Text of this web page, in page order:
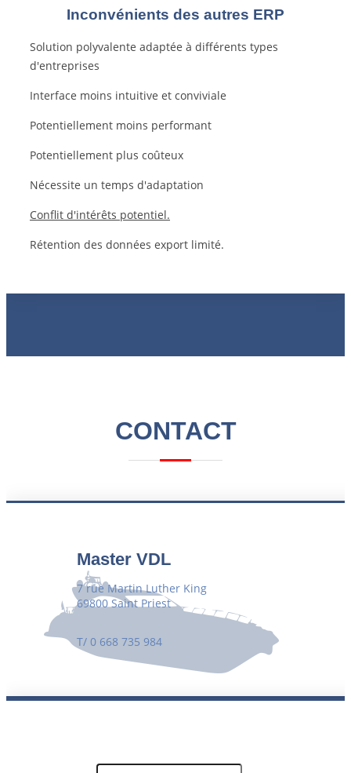
Inconvénients des autres ERP
Solution polyvalente adaptée à différents types
d'entreprises
Interface moins intuitive et conviviale
Potentiellement moins performant
Potentiellement plus coûteux
Nécessite un temps d'adaptation
Conflit d'intérêts potentiel.
Rétention des données export limité.
CONTACT
Master VDL
7 rue Martin Luther King
69800 Saint Priest
T/ 0 668 735 984